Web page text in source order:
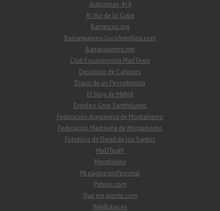
Actionman 4×4
Al filo de lo Cutre
Barrancos.org
Barranquismo.LocoAventura.com
Barranquismo.net
Club Excursionista MadTeam
Descenso de Cañones
Diario de un Pesoptimista
El blog de Mithril
Espeleo Grup Santfeliuenc
Federación Aragonesa de Montañismo
Federación Madrileña de Montañismo
Fotoblog de David de los Santos
MaDTeaM
Mendivideo
Mi página profesional
Pateos.com
Qué me pierdo.com
WikiRutas.es